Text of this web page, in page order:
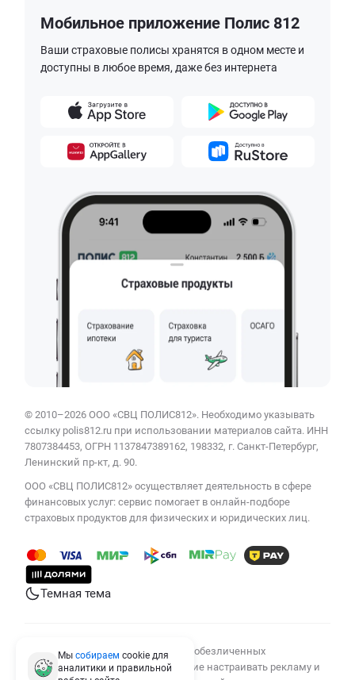
Мобильное приложение Полис 812
Ваши страховые полисы хранятся в одном месте и
доступны в любое время, даже без интернета
© 2010–2026 ООО «СВЦ ПОЛИС812». Необходимо указывать
ссылку polis812.ru при использовании материалов сайта. ИНН
7807384453, ОГРН 1137847389162, 198332, г. Санкт-Петербург,
Ленинский пр-кт, д. 90.
ООО «СВЦ ПОЛИС812» осуществляет деятельность в сфере
финансовых услуг: сервис помогает в онлайн-подборе
страховых продуктов для физических и юридических лиц.
Темная тема
Мы используем cookies для сбора обезличенных
персональных данных, помогающие настраивать рекламу и
Мы собираем cookie для
аналитики и правильной